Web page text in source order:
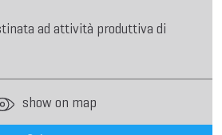
ad attività produttiva di
show on map